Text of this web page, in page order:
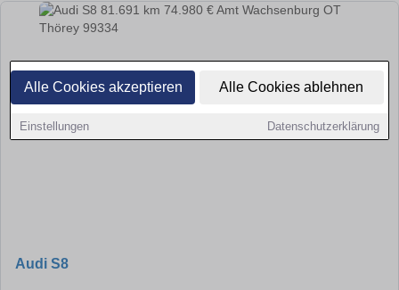
Alle Cookies akzeptieren Alle Cookies ablehnen
Einstellungen Datenschutzerklärung
Audi S8